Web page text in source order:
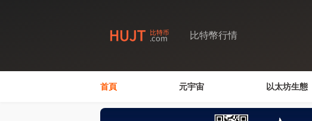
比特幣行情
首頁 元宇宙 以太坊生態